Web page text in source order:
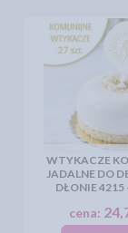
WTYKACZE
JADALNE DO
DŁONIE 4215
cena: